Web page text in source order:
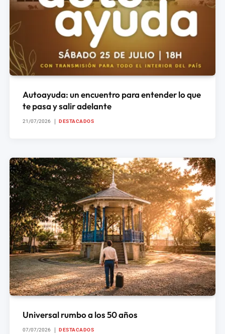
Autoayuda: un encuentro para entender lo que
te pasa y salir adelante
21/07/2026 DESTACADOS
Universal rumbo a los 50 años
07/07/2026 DESTACADOS